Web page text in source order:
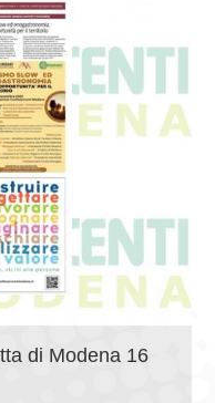
di Modena 16